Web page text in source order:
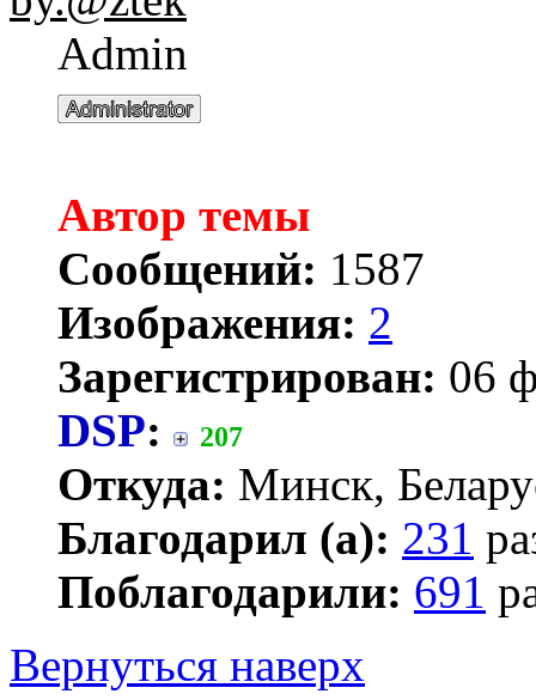
Admin
Автор темы
Сообщений: 1587
Изображения: 2
Зарегистрирован: 06
DSP: 207
Откуда: Минск,
Благодарил (а): 231
Поблагодарили: 691
Вернуться наверх